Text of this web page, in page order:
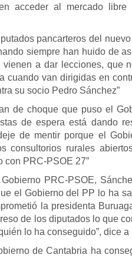
acceder al mercado libre
pancarteros del
siempre han huido de
vienen a dar lecciones, que
cuando van dirigidas en
su socio Pedro Sánchez”
de choque que puso el
de espera está dando
de mentir porque el
consultorios rurales
con PRC-PSOE 27”
PRC-PSOE,
el Gobierno del PP lo ha
la presidenta
de los diputados lo que
lo ha conseguido”, dice
de Cantabria ha